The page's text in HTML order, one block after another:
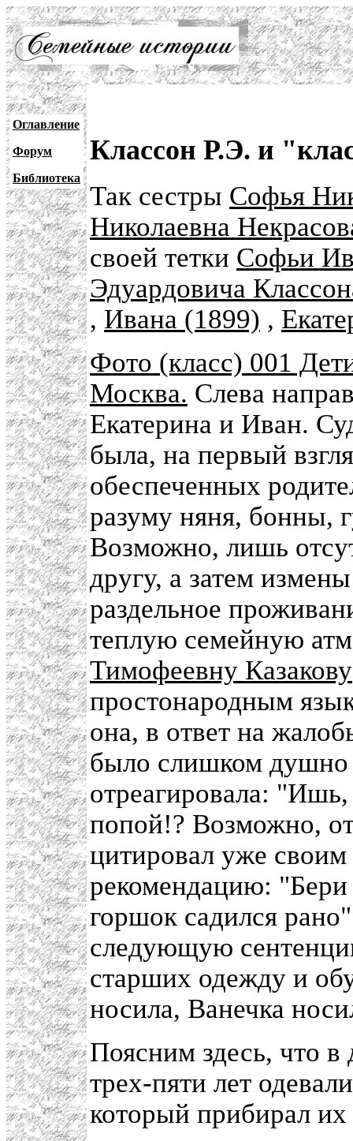
Оглавление
Форум
Библиотека
Классон Р.Э. и
Так сестры Софья
Николаевна
своей тетки Софьи
Эдуардовича
, Ивана (1899) ,
Фото (класс) 001
Москва. Слева
Екатерина и Иван.
была, на первый
обеспеченных
разуму няня, бонны,
Возможно, лишь
другу, а затем
раздельное
теплую семейную
Тимофеевну Казакову
простонародным
она, в ответ на
было слишком душно
отреагировала:
попой!? Возможно,
цитировал уже
рекомендацию:
горшок садился
следующую
старших одежду и
носила, Ванечка
Поясним здесь, что в
трех-пяти лет
который прибирал